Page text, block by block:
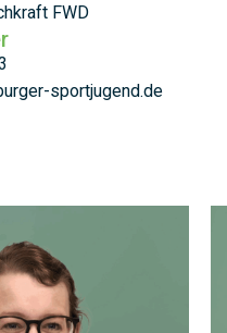
FWD
sportjugend.de